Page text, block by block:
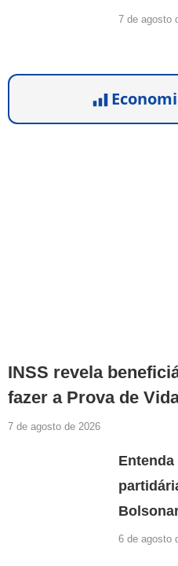
7 de agosto
INSS revela
fazer a Prova de
7 de agosto de 2026
6 de agosto